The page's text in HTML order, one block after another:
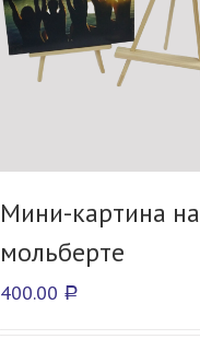
Мини-картина на
мольберте
400.00 Р